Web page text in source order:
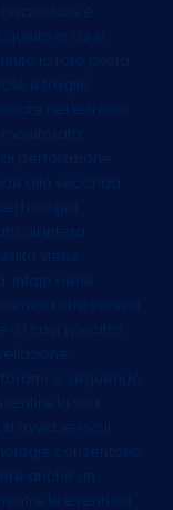
è
in cui si
io foro pilota.
e fragile
nel terreno
perforazione.
alla seconda
foro già
all’intera
viene
viene
che servirà
i cavi specifici
seguendo
la sua
avvia verso il
consentono
anche un
le eventuali